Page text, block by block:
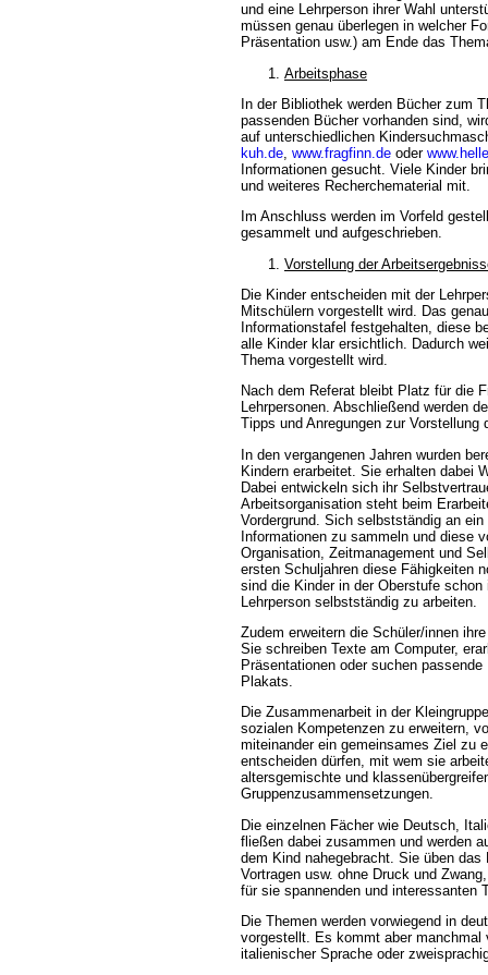
und eine Lehrperson ihrer Wahl
müssen genau überlegen in welcher
Präsentation usw.) am Ende das
Arbeitsphase
In der Bibliothek werden Bücher zum
passenden Bücher vorhanden sind,
auf unterschiedlichen
kuh.de www.fragfinn.de oder
Informationen gesucht. Viele Kinder
und weiteres Recherchematerial mit.
Im Anschluss werden im Vorfeld
gesammelt und aufgeschrieben.
Vorstellung der
Die Kinder entscheiden mit der
Mitschülern vorgestellt wird. Das
Informationstafel festgehalten, diese
alle Kinder klar ersichtlich. Dadurch
Thema vorgestellt wird.
Nach dem Referat bleibt Platz für die
Lehrpersonen. Abschließend werden
Tipps und Anregungen zur Vorstellung
In den vergangenen Jahren wurden
Kindern erarbeitet. Sie erhalten dabei
Dabei entwickeln sich ihr
Arbeitsorganisation steht beim
Vordergrund. Sich selbstständig an
Informationen zu sammeln und diese
Organisation, Zeitmanagement und
ersten Schuljahren diese Fähigkeiten
sind die Kinder in der Oberstufe schon
Lehrperson selbstständig zu arbeiten.
Zudem erweitern die Schüler/innen
Sie schreiben Texte am Computer,
Präsentationen oder suchen
Plakats.
Die Zusammenarbeit in der
sozialen Kompetenzen zu erweitern,
miteinander ein gemeinsames Ziel zu
entscheiden dürfen, mit wem sie
altersgemischte und
Gruppenzusammensetzungen.
Die einzelnen Fächer wie Deutsch,
fließen dabei zusammen und werden
dem Kind nahegebracht. Sie üben
Vortragen usw. ohne Druck und
für sie spannenden und interessanten
Die Themen werden vorwiegend in
vorgestellt. Es kommt aber manchmal
italienischer Sprache oder